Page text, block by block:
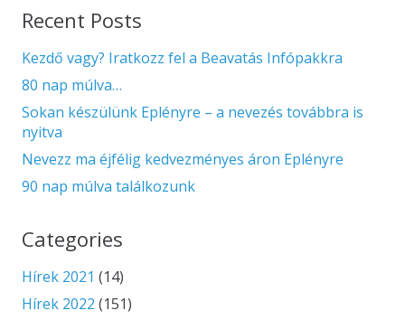
Recent Posts
Kezdő vagy? Iratkozz fel a Beavatás Infópakkra
80 nap múlva…
Sokan készülünk Eplényre – a nevezés továbbra is
nyitva
Nevezz ma éjfélig kedvezményes áron Eplényre
90 nap múlva találkozunk
Categories
Hírek 2021 (14)
Hírek 2022 (151)